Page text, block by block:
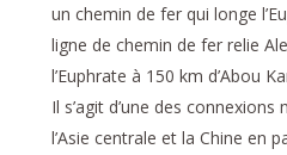
un chemin de fer qui longe
ligne de chemin de fer relie
l’Euphrate à 150 km d’Abou
Il s’agit d’une des
l’Asie centrale et la Chine en